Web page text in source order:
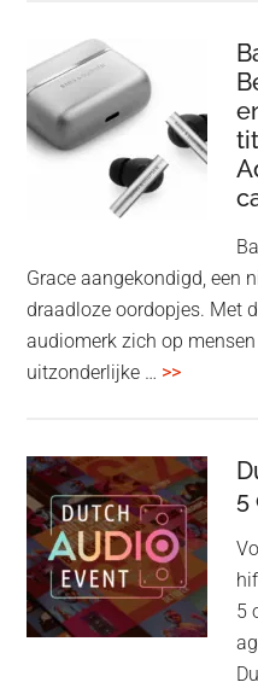
Grace aangekondigd, een
draadloze oordopjes. Met
audiomerk zich op
uitzonderlijke … >>overBang
kondigt
Beo
Grace
aan:
high-
end
earbuds
5
5